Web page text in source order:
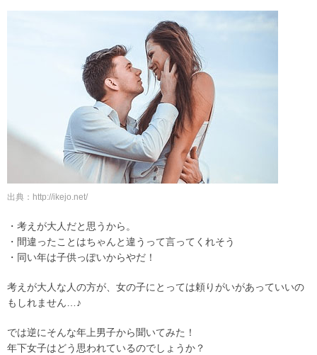
出典：http://ikejo.net/
・考えが大人だと思うから。
・間違ったことはちゃんと違うって言ってくれそう
・同い年は子供っぽいからやだ！
考えが大人な人の方が、女の子にとっては頼りがいがあっていいの
もしれません…♪
では逆にそんな年上男子から聞いてみた！
年下女子はどう思われているのでしょうか？